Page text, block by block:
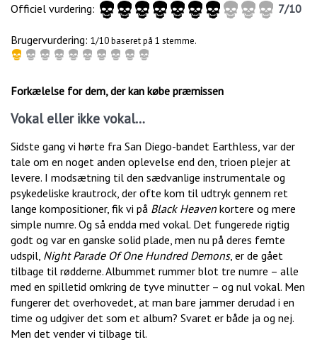
Officiel vurdering:
7/10
Brugervurdering: 1/10 baseret på 1 stemme.
Forkælelse for dem, der kan købe præmissen
Vokal eller ikke vokal…
Sidste gang vi hørte fra San Diego-bandet Earthless, var der
tale om en noget anden oplevelse end den, trioen plejer at
levere. I modsætning til den sædvanlige instrumentale og
psykedeliske krautrock, der ofte kom til udtryk gennem ret
lange kompositioner, fik vi på Black Heaven kortere og mere
simple numre. Og så endda med vokal. Det fungerede rigtig
godt og var en ganske solid plade, men nu på deres femte
udspil, Night Parade Of One Hundred Demons, er de gået
tilbage til rødderne. Albummet rummer blot tre numre – alle
med en spilletid omkring de tyve minutter – og nul vokal. Men
fungerer det overhovedet, at man bare jammer derudad i en
time og udgiver det som et album? Svaret er både ja og nej.
Men det vender vi tilbage til.